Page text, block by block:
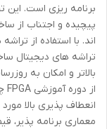
برنامه ریزی است. این
پیچیده و اجتناب از
بالاتر و امکان به
معماری برنامه پذیر،